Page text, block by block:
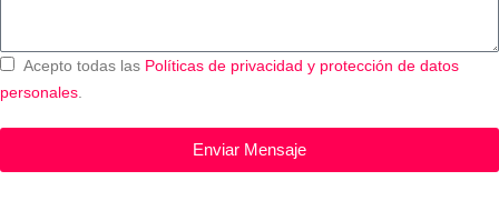
Acepto todas las Políticas de privacidad y protección de datos
personales
Enviar Mensaje